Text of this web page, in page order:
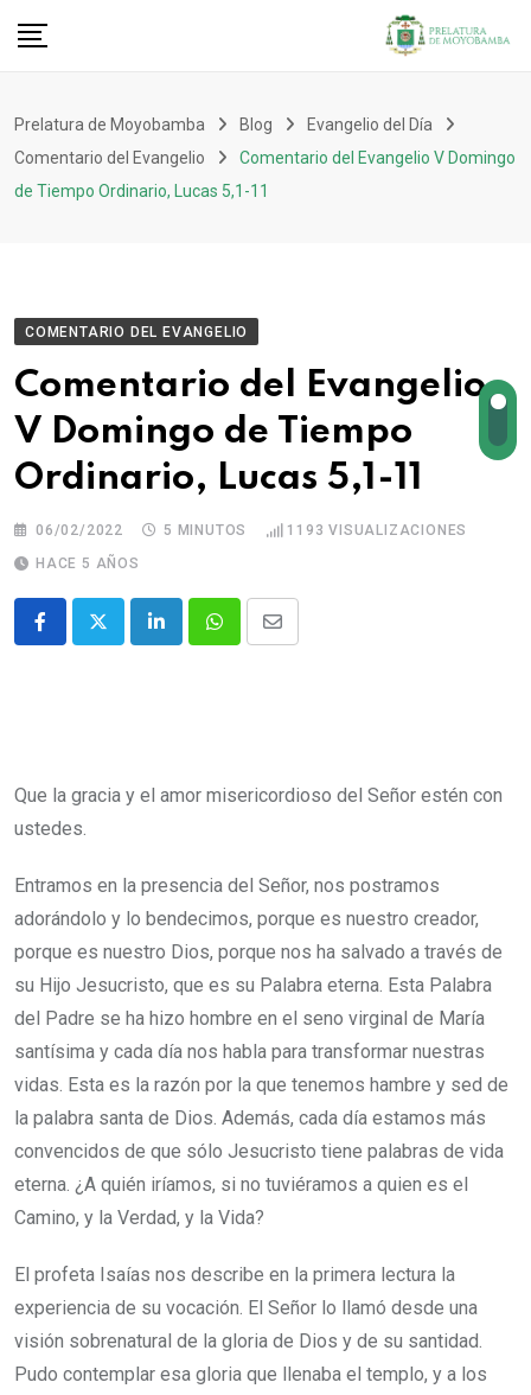
Prelatura de Moyobamba Blog
Evangelio del Día
Comentario del Evangelio
Comentario del Evangelio V Domingo
de Tiempo Ordinario, Lucas 5,1-11
COMENTARIO DEL EVANGELIO
Comentario del Evangelio
V Domingo de Tiempo
Ordinario, Lucas 5,1-11
06/02/2022 5 MINUTOS 1193 VISUALIZACIONES
HACE 5 AÑOS
Que la gracia y el amor misericordioso del Señor estén con
ustedes.
Entramos en la presencia del Señor, nos postramos
adorándolo y lo bendecimos, porque es nuestro creador,
porque es nuestro Dios, porque nos ha salvado a través de
su Hijo Jesucristo, que es su Palabra eterna. Esta Palabra
del Padre se ha hizo hombre en el seno virginal de María
santísima y cada día nos habla para transformar nuestras
vidas. Esta es la razón por la que tenemos hambre y sed de
la palabra santa de Dios. Además, cada día estamos más
convencidos de que sólo Jesucristo tiene palabras de vida
eterna. ¿A quién iríamos, si no tuviéramos a quien es el
Camino, y la Verdad, y la Vida?
El profeta Isaías nos describe en la primera lectura la
experiencia de su vocación. El Señor lo llamó desde una
visión sobrenatural de la gloria de Dios y de su santidad.
Pudo contemplar esa gloria que llenaba el templo, y a los